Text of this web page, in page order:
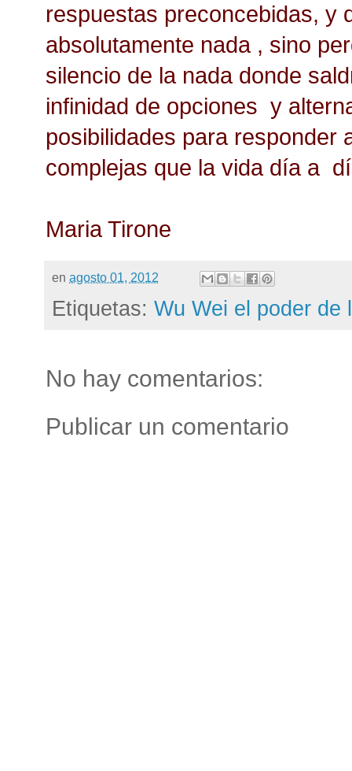
respuestas preconcebidas, y
absolutamente nada , sino
silencio de la nada donde
infinidad de opciones y
posibilidades para responder
complejas que la vida día a
Maria Tirone
en agosto 01, 2012
Etiquetas: Wu Wei el poder de
No hay comentarios:
Publicar un comentario